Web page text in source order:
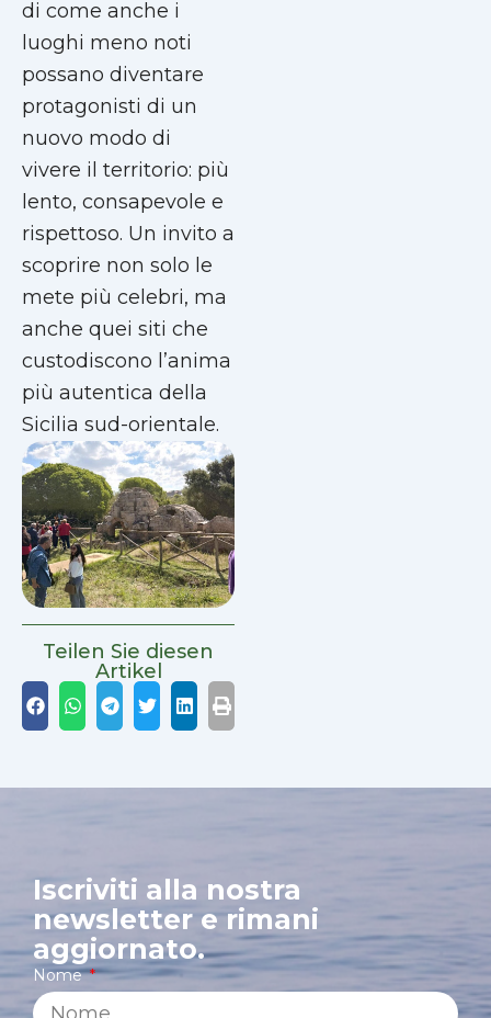
di come anche i
luoghi meno noti
possano diventare
protagonisti di un
nuovo modo di
vivere il territorio: più
lento, consapevole e
rispettoso. Un invito a
scoprire non solo le
mete più celebri, ma
anche quei siti che
custodiscono l’anima
più autentica della
Sicilia sud-orientale.
Teilen Sie diesen
Artikel
Iscriviti alla nostra
newsletter e rimani
aggiornato.
Nome